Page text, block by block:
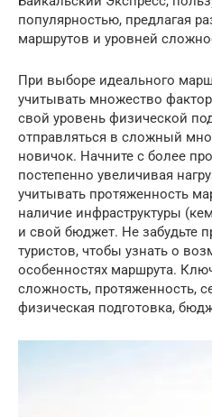
популярностью, предлагая
маршрутов и уровней
При выборе идеального
учитывать множество
свой уровень физической
отправляться в сложный
новичок. Начните с более
постепенно увеличивая
учитывать протяженность
наличие инфраструктуры
и свой бюджет. Не забудьте
туристов, чтобы узнать о
особенностях маршрута.
сложность, протяженность,
физическая подготовка,